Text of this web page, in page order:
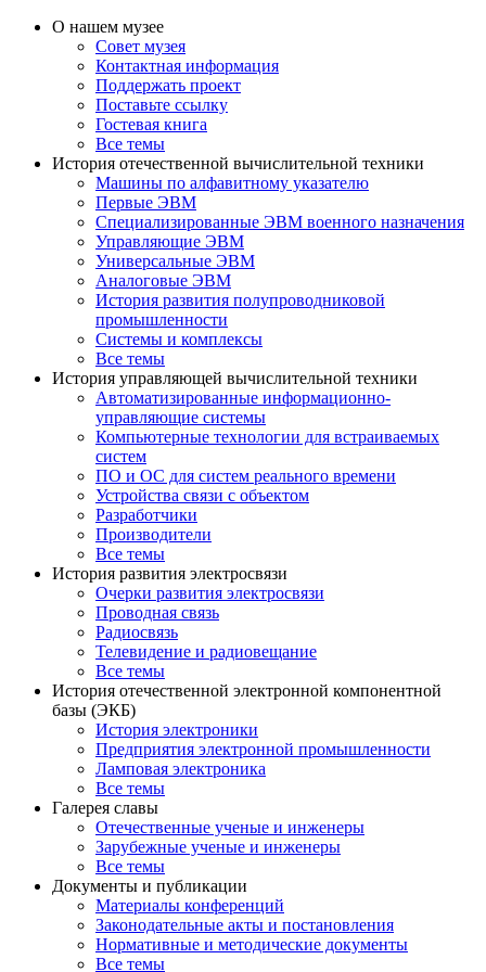
О нашем музее
Совет музея
Контактная информация
Поддержать проект
Поставьте ссылку
Гостевая книга
Все темы
История отечественной вычислительной техники
Машины по алфавитному указателю
Первые ЭВМ
Специализированные ЭВМ военного назначения
Управляющие ЭВМ
Универсальные ЭВМ
Аналоговые ЭВМ
История развития полупроводниковой
промышленности
Системы и комплексы
Все темы
История управляющей вычислительной техники
Автоматизированные информационно-
управляющие системы
Компьютерные технологии для встраиваемых
систем
ПО и ОС для систем реального времени
Устройства связи с объектом
Разработчики
Производители
Все темы
История развития электросвязи
Очерки развития электросвязи
Проводная связь
Радиосвязь
Телевидение и радиовещание
Все темы
История отечественной электронной компонентной
базы (ЭКБ)
История электроники
Предприятия электронной промышленности
Ламповая электроника
Все темы
Галерея славы
Отечественные ученые и инженеры
Зарубежные ученые и инженеры
Все темы
Документы и публикации
Материалы конференций
Законодательные акты и постановления
Нормативные и методические документы
Все темы